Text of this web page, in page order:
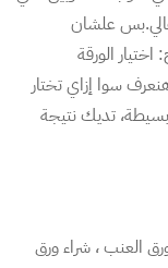
عالي.بس علشان
الورقة
سوا إزاي تختار
تديك نتيجة
العنب ، شراء ورق